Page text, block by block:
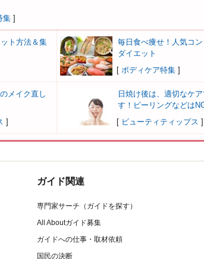
集 ]
ト方法＆集
毎日食べ痩せ！人気コ
ダイエット
[ ボディケア特集 ]
メイク直し
]
日焼け後は、適切なケ
す！ピーリングなどは
[ ビューティティップス ]
ガイド関連
専門家サーチ（ガイドを探す）
All Aboutガイド募集
ガイドへの仕事・取材依頼
国民の決断